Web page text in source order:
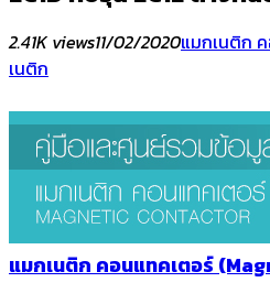
2.41K views11/02/2020แมกเนติก
เนติก
แมกเนติก คอนแทคเตอร์